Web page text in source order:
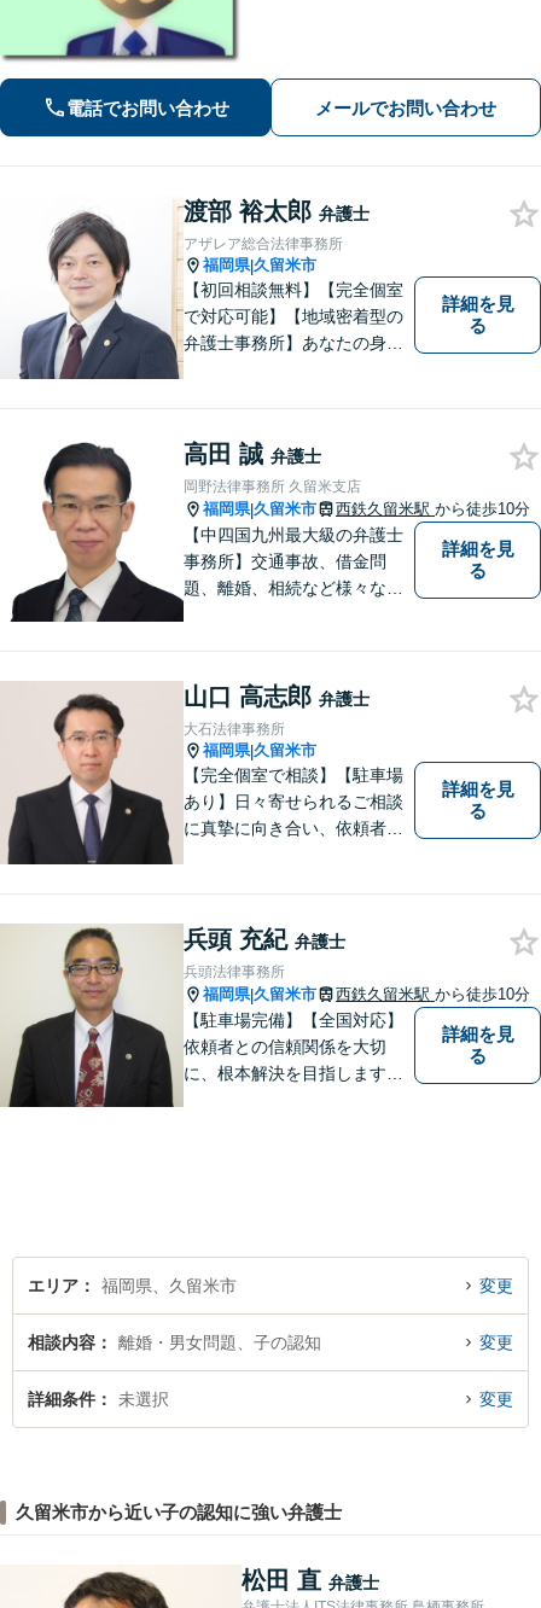
ください。
電話でお問い合わせ メールでお問い合わせ
渡部 裕太郎 弁護士
アザレア総合法律事務所
福岡県|久留米市
【初回相談無料】【完全個室
で対応可能】【地域密着型の
弁護士事務所】あなたの身近
します！少しでもお悩みの方
はお気軽にご相談ください。
詳細を見
る
高田 誠 弁護士
岡野法律事務所 久留米支店
福岡県|久留米市 西鉄久留米駅 から徒歩10分
【中四国九州最大級の弁護士
事務所】交通事故、借金問
題、離婚、相続など様々な問
い！
詳細を見
る
山口 高志郎 弁護士
大石法律事務所
福岡県|久留米市
【完全個室で相談】【駐車場
あり】日々寄せられるご相談
に真摯に向き合い、依頼者の
営課題の解決に向けた最適な
法的サポートを提供し、安定
した経営基盤の構築をお手伝
いいたします。
詳細を見
る
兵頭 充紀 弁護士
兵頭法律事務所
福岡県|久留米市 西鉄久留米駅 から徒歩10分
【駐車場完備】【全国対応】
依頼者との信頼関係を大切
に、根本解決を目指します。
詳細を見
る
エリア 福岡県、久留米市 変更
相談内容 離婚・男女問題、子の認知 変更
詳細条件 未選択 変更
久留米市から近い子の認知に強い弁護士
松田 直 弁護士